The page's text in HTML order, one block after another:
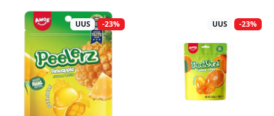
UUS -23% UUS -23%